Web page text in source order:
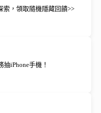
索，領取隨機隱藏回饋>>
iPhone手機！